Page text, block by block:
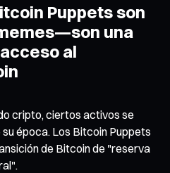
Puppets son
una
al
cripto, ciertos activos se
época. Los Bitcoin Puppets
de Bitcoin de "reserva